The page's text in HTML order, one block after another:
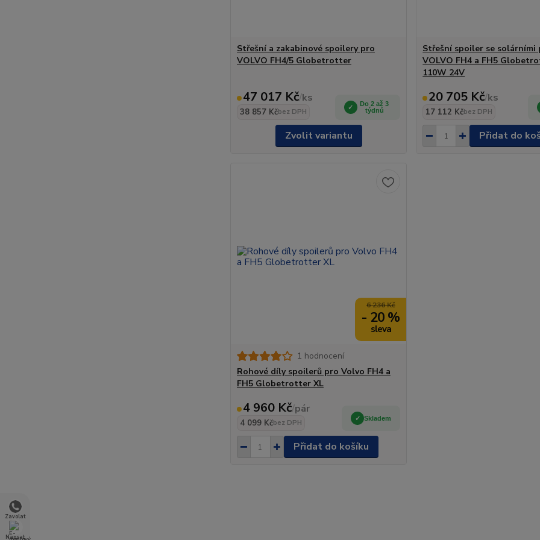
Zavolat
Napsat
Střešní a zakabinové spoilery pro
VOLVO FH4/5 Globetrotter
47 017 Kč/ks
38 857 Kčbez DPH
Do 2 až 3
týdnů
Zvolit variantu
Střešní spoiler se solárními
VOLVO FH4 a FH5
110W 24V
20 705 Kč/ks
17 112 Kčbez DPH
Přidat do
6 236 Kč
- 20 %
1 hodnocení
Rohové díly spoilerů pro Volvo FH4 a
FH5 Globetrotter XL
4 960 Kč/pár
4 099 Kčbez DPH
Skladem
Přidat do košíku